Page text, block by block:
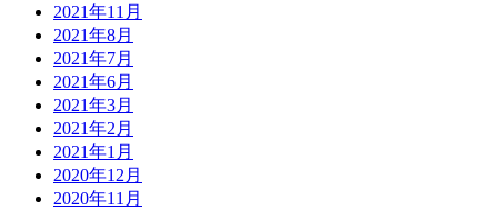
2021年11月
2021年8月
2021年7月
2021年6月
2021年3月
2021年2月
2021年1月
2020年12月
2020年11月